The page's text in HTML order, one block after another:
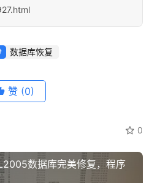
数据库恢复
赞 (0)
0
数据库完美修复，程序